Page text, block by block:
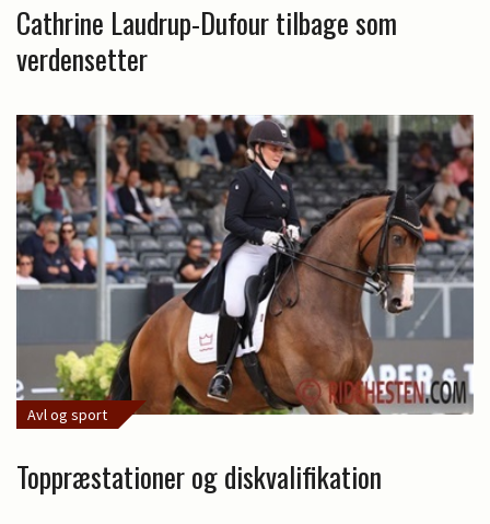
Cathrine Laudrup-Dufour tilbage som
verdensetter
Avl og sport
Toppræstationer og diskvalifikation